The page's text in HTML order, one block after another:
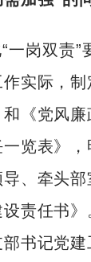
一岗双责”
实际，
《党风
览表》，
、牵头
责任书
书记党建